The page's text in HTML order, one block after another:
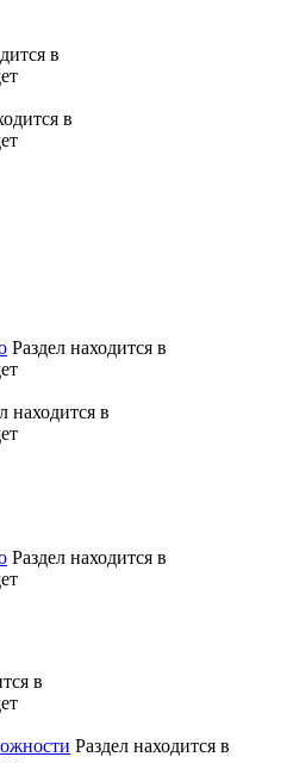
в
в
Раздел находится в
находится в
Раздел находится в
в
Раздел находится в